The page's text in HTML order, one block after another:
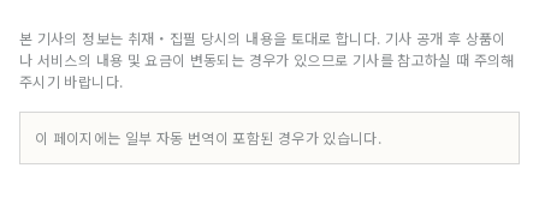
등의 음식도 충실합니다. 특히 봄과 가을에 행해지
는 다카야마 축제는 현란 호화로운 포장마차(산차)
나 그림 두루마리의 재현과 같은 축제 행렬이 특징
으로 국내외보다 많은 분들이 구경에 방문합니다.
도쿄에서는 약 6시간, 오사카에서는 약 4시간의 길
본 기사의 정보는 취재・집필 당시의 내용을 토대로 합니다. 기사 공개 후 상품이
나 서비스의 내용 및 요금이 변동되는 경우가 있으므로 기사를 참고하실 때 주의해
주시기 바랍니다.
이 페이지에는 일부 자동 번역이 포함된 경우가 있습니다.